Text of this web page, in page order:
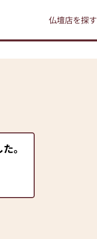
仏壇店を探す
。